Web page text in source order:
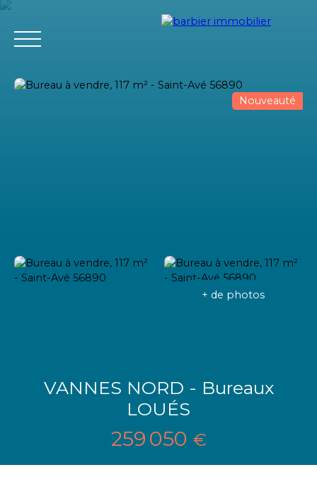
Nouveauté
+ de photos
VANNES NORD - Bureaux
LOUÉS
259 050 €